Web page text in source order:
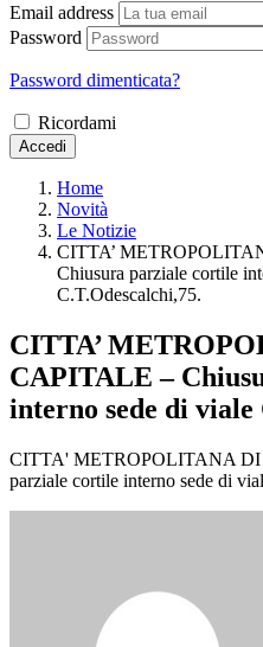
Email address
Password
Password dimenticata?
Ricordami
Accedi
Home
Novità
Le Notizie
CITTA’
Chiusura parziale cortile
C.T.Odescalchi,75.
CITTA’
CAPITALE –
interno sede di viale
CITTA' METROPOLITANA
parziale cortile interno sede di